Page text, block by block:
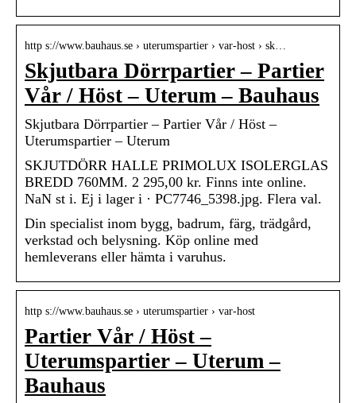
http s://www.bauhaus.se › uterumspartier › var-host › sk…
Skjutbara Dörrpartier – Partier
Vår / Höst – Uterum – Bauhaus
Skjutbara Dörrpartier – Partier Vår / Höst –
Uterumspartier – Uterum
SKJUTDÖRR HALLE PRIMOLUX ISOLERGLAS
BREDD 760MM. 2 295,00 kr. Finns inte online.
NaN st i. Ej i lager i · PC7746_5398.jpg. Flera val.
Din specialist inom bygg, badrum, färg, trädgård,
verkstad och belysning. Köp online med
hemleverans eller hämta i varuhus.
http s://www.bauhaus.se › uterumspartier › var-host
Partier Vår / Höst –
Uterumspartier – Uterum –
Bauhaus